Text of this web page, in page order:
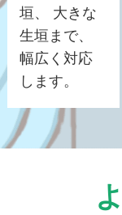
垣、 大きな
生垣まで、
幅広く対応
します。